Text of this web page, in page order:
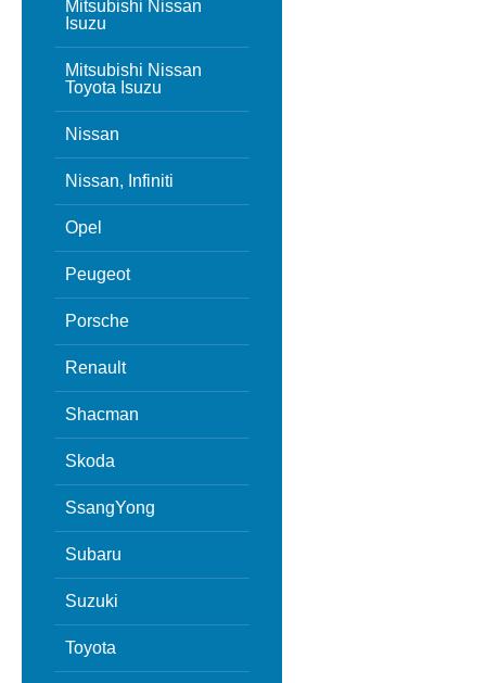
Mitsubishi Nissan
Isuzu
Mitsubishi Nissan
Toyota Isuzu
Nissan
Nissan, Infiniti
Opel
Peugeot
Porsche
Renault
Shacman
Skoda
SsangYong
Subaru
Suzuki
Toyota